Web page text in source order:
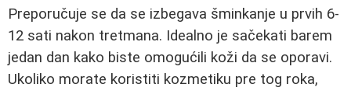
Preporučuje se da se izbegava šminkanje u prvih 6-
12 sati nakon tretmana. Idealno je sačekati barem
jedan dan kako biste omogućili koži da se oporavi.
Ukoliko morate koristiti kozmetiku pre tog roka,